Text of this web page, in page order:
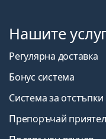
Нашите
Регулярна доставка
Бонус система
Система за отстъпки
Препоръчай